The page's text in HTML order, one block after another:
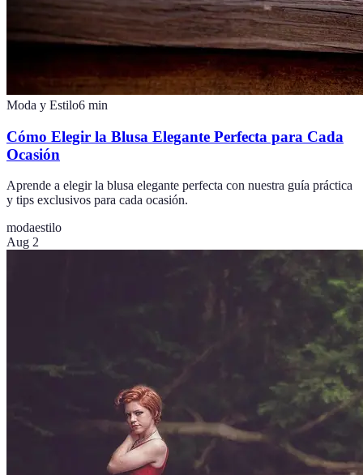
Moda y Estilo6 min
Cómo Elegir la Blusa Elegante Perfecta para Cada
Ocasión
Aprende a elegir la blusa elegante perfecta con nuestra guía práctica
y tips exclusivos para cada ocasión.
modaestilo
Aug 2